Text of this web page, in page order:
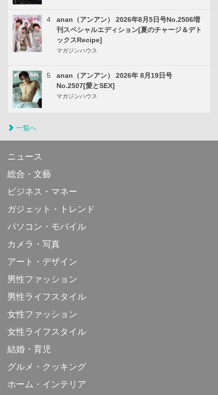
4
anan（アンアン） 2026年8月5日号No.2506増
刊スペシャルエディション[夏のチャージ＆デト
ックスRecipe]
マガジンハウス
5
anan（アンアン） 2026年 8月19日号
No.2507[愛とSEX]
マガジンハウス
一覧へ
ニュース
総合・文藝
ビジネス・マネー
ガジェット・トレンド
パソコン・モバイル
カメラ・写真
アート・デザイン
男性ファッション
男性ライフスタイル
女性ファッション
女性ライフスタイル
結婚・育児
グルメ・クッキング
ホーム・インテリア